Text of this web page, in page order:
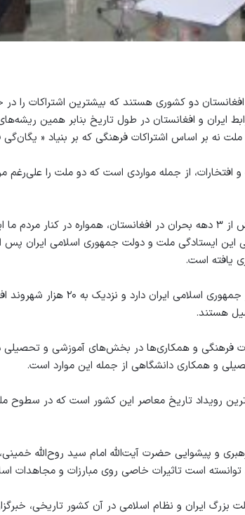
دو کشوری هستند که بیشترین اشتراکات را در
ایران و افغانستان در طول تاریخ بنابر همین
نه بر اساس اشتراکات فرهنگی که بر بنیاد «
و افتخارات، از جمله مواردی است که دو ملت را علی‌رغم
هرچند جمهوری اسلامی ایران در طول بیش از ۳ دهه بحران در افغانستان،
یافته است.
هم‌اکنون، افغانستان بیشترین
هستند.
فرهنگی و همکاری‌ها در بخش‌های آموزشی و تحصیلی
و همکاری دانشگاهی از جمله این موارد است.
رویداد تاریخ معاصر این کشور است که در سطوح
که در ۲۲ بهمن(دلو) ۱۳۵۷ به رهبری و پیشوایی حضرت آیت‌الله امام سید
توانسته است تاثیرات خاصی روی مبارزات و مجاهدات
بزرگ ایران و نظام اسلامی در آن کشور تاریخی،